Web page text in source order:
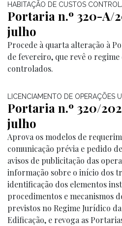
HABITAÇÃO DE CUSTOS
Portaria n.º 320-A/
julho
Procede à quarta alteração à
de fevereiro, que revê o regime
controlados.
LICENCIAMENTO DE OPERAÇÕES
Portaria n.º 320/
julho
Aprova os modelos de
comunicação prévia e pedido
avisos de publicitação das
informação sobre o início dos
identificação dos elementos
procedimentos e mecanismos
previstos no Regime Jurídico
Edificação, e revoga as